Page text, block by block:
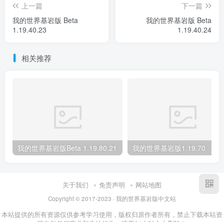
上一篇
我的世界基岩版 Beta
1.19.40.23
下一篇
我的世界基岩版 Beta
1.19.40.24
相关推荐
我的世界基岩版Beta 1.19.80.21 我的世界基岩版1.19.70
关于我们 免责声明 网站地图
Copyright © 2017-2023 · 我的世界基岩版中文站
本站提供的所有资源仅供参考学习使用，版权归原作者所有，禁止下载本站资